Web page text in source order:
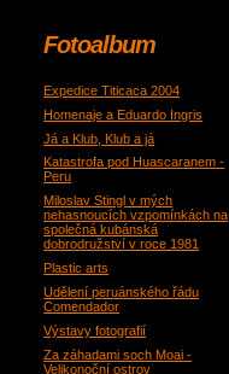
Fotoalbum
Expedice Titicaca 2004
Homenaje a Eduardo Ingris
Já a Klub, Klub a já
Katastrofa pod Huascaranem -
Peru
Miloslav Stingl v mých
nehasnoucích vzpomínkách na
společná kubánská
dobrodružství v roce 1981
Plastic arts
Udělení peruánského řádu
Comendador
Výstavy fotografií
Za záhadami soch Moai -
Velikonoční ostrov